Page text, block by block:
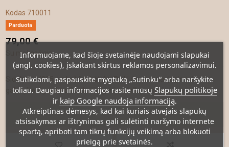
Kodas 710011
Parduota
79,00 €
Su mokesčiais
Sidabrinis (925 praba) šaukštelis. Puiki dovana naujagimiui -
galimybė išgraviruoti vaikučio gimimo laiką, svorį ir ūgį.
Į krepšelį
Informuojame, kad šioje svetainėje naudojami slapukai
(angl. cookies), įskaitant skirtus reklamos personalizavimui.
Sutikdami, paspauskite mygtuką „Sutinku“ arba naršykite
toliau. Daugiau informacijos rasite mūsų Slapukų politikoje
ir kaip Google naudoja informaciją.
Atkreiptinas dėmesys, kad kai kuriais atvejais slapukų
atsisakymas ar ištrynimas gali sulėtinti naršymo internete
spartą, apriboti tam tikrų funkcijų veikimą arba blokuoti
prieigą prie svetainės.